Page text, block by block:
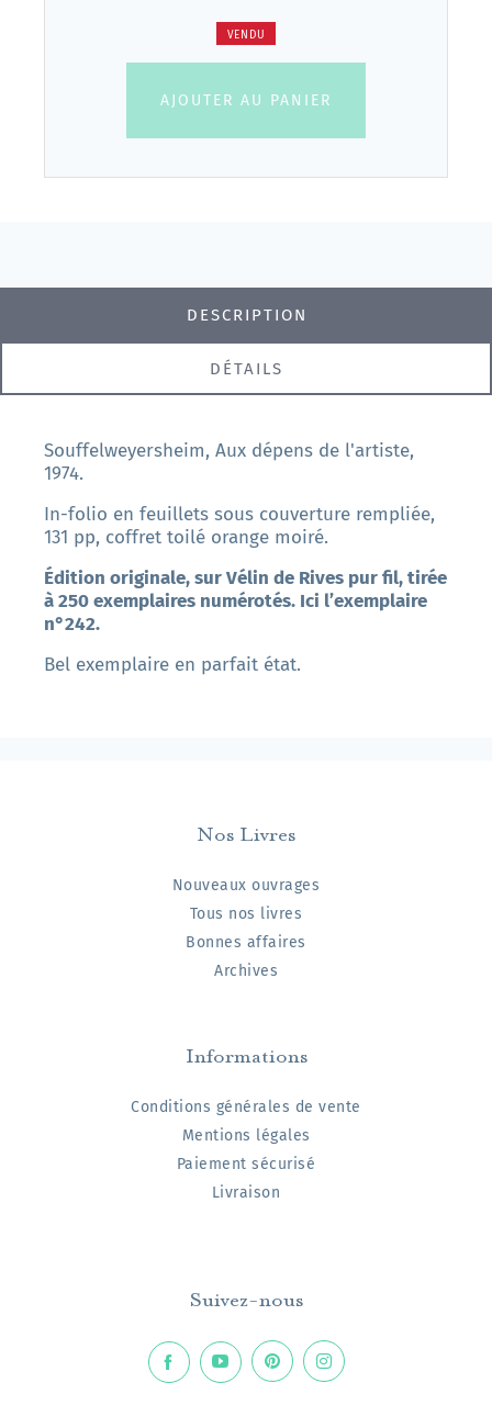
VENDU
AJOUTER AU PANIER
DESCRIPTION
DÉTAILS
Souffelweyersheim, Aux dépens de l'artiste,
1974.
In-folio en feuillets sous couverture rempliée,
131 pp, coffret toilé orange moiré.
Édition originale, sur Vélin de Rives pur fil, tirée
à 250 exemplaires numérotés. Ici l’exemplaire
n°242.
Bel exemplaire en parfait état.
Nos Livres
Nouveaux ouvrages
Tous nos livres
Bonnes affaires
Archives
Informations
Conditions générales de vente
Mentions légales
Paiement sécurisé
Livraison
Suivez-nous